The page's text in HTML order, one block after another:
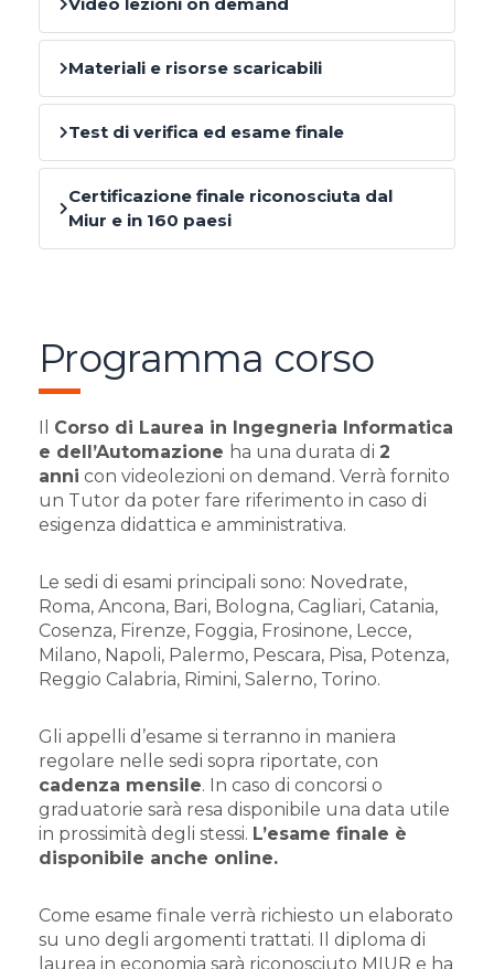
Materiali e risorse scaricabili
Test di verifica ed esame finale
Certificazione finale riconosciuta dal
Miur e in 160 paesi
Programma corso
Corso di Laurea in Ingegneria Informatica
e dell’Automazione ha una durata di 2
anni con videolezioni on demand. Verrà fornito
un Tutor da poter fare riferimento in caso di
esigenza didattica e amministrativa.
Le sedi di esami principali sono: Novedrate,
Roma, Ancona, Bari, Bologna, Cagliari, Catania,
Cosenza, Firenze, Foggia, Frosinone, Lecce,
Milano, Napoli, Palermo, Pescara, Pisa, Potenza,
Reggio Calabria, Rimini, Salerno, Torino.
Gli appelli d’esame si terranno in maniera
regolare nelle sedi sopra riportate, con
cadenza mensile. In caso di concorsi o
graduatorie sarà resa disponibile una data utile
in prossimità degli stessi. L’esame finale è
disponibile anche online.
Come esame finale verrà richiesto un elaborato
su uno degli argomenti trattati. Il diploma di
laurea in economia sarà riconosciuto MIUR e ha